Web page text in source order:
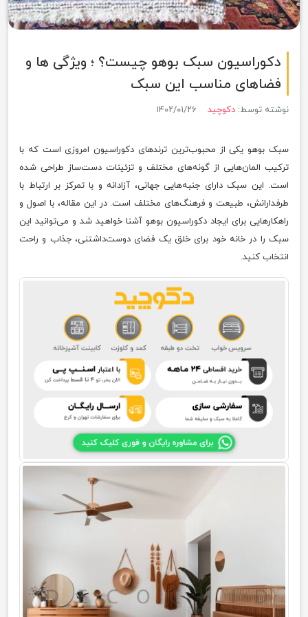
دکوراسیون سبک بوهو چیست؟ ؛ ویژگی ها و
فضاهای مناسب این سبک
نوشته توسط: دکوچید ۱۴۰۲/۰۱/۲۶
سبک بوهو یکی از محبوب‌ترین ترندهای دکوراسیون امروزی است که با
ترکیب المان‌هایی از گونه‌های مختلف و تزئینات دست‌ساز طراحی شده
است. این سبک دارای جنبه‌هایی جهانی، آزادانه و با تمرکز بر ارتباط با
طرفدارانش، طبیعت و فرهنگ‌های مختلف است. در این مقاله، با اصول و
راهکارهایی برای ایجاد دکوراسیون بوهو آشنا خواهید شد و می‌توانید این
سبک را در خانه خود برای خلق یک فضای دوست‌داشتنی، جذاب و راحت
انتخاب کنید.